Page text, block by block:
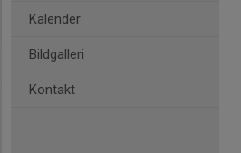
Kalender
Bildgalleri
Kontakt